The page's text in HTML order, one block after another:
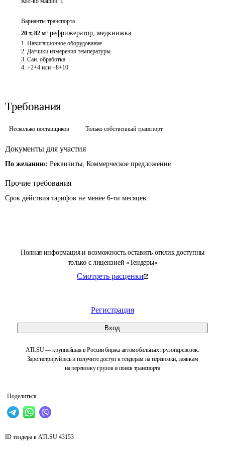
Полная информация и возможность оставить отклик доступны
только с лицензией «Тендеры»
Смотреть расценки
Регистрация
Вход
ATI.SU — крупнейшая в России биржа автомобильных грузоперевозок.
Зарегистрируйтесь и получите доступ к тендерам на перевозки, заявкам
на перевозку грузов и поиск транспорта
Поделиться
Варианты транспорта
20 т, 82 м³ рефрижератор, медкнижка
1. Навигационное оборудование
2. Датчики измерения температуры
3. Сан. обработка
4. +2+4 или +8+10
Требования
Несколько поставщиков Только собственный транспорт
Документы для участия
По желанию: Реквизиты, Коммерческое предложение
Прочие требования
Срок действия тарифов не менее 6-ти месяцев.
ID тендера в ATI.SU 43153